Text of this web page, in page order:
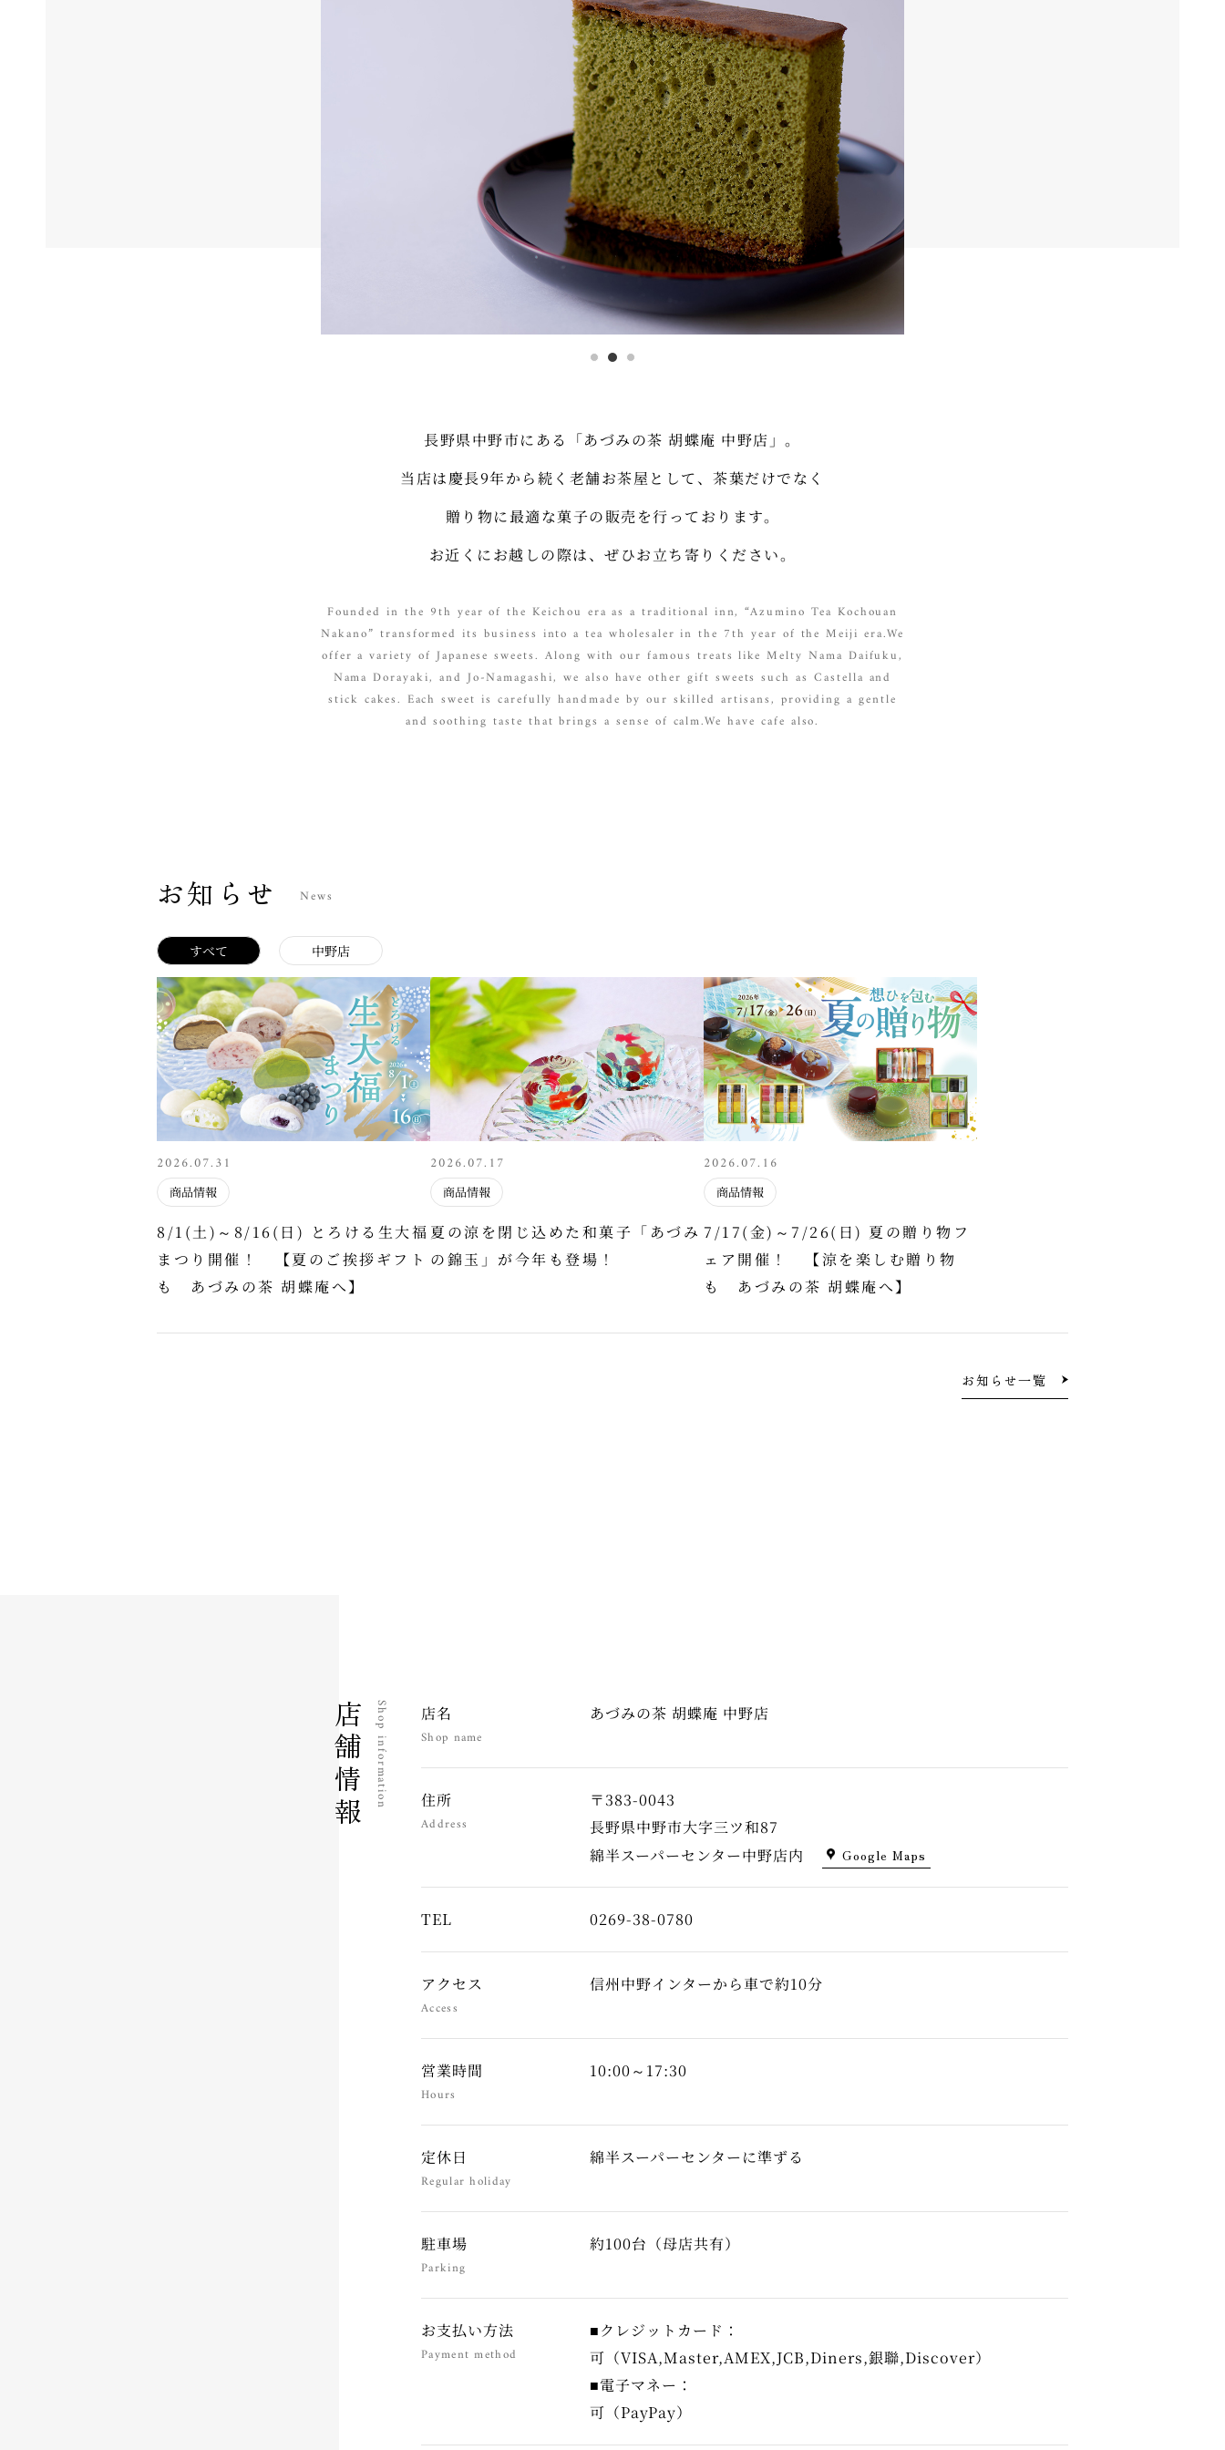
長野県中野市にある「あづみの茶 胡蝶庵 中野店」。
当店は慶長9年から続く老舗お茶屋として、茶葉だけでなく
贈り物に最適な菓子の販売を行っております。
お近くにお越しの際は、ぜひお立ち寄りください。
Founded in the 9th year of the Keichou era as a traditional inn, “Azumino Tea Kochouan
Nakano” transformed its business into a tea wholesaler in the 7th year of the Meiji era.We
offer a variety of Japanese sweets. Along with our famous treats like Melty Nama Daifuku,
Nama Dorayaki, and Jo-Namagashi, we also have other gift sweets such as Castella and
stick cakes. Each sweet is carefully handmade by our skilled artisans, providing a gentle
and soothing taste that brings a sense of calm.We have cafe also.
お知らせ News
すべて 中野店
2026.07.31
商品情報
8/1(土)～8/16(日) とろける生大福
まつり開催！ 【夏のご挨拶ギフト
も あづみの茶 胡蝶庵へ】
2026.07.17
商品情報
夏の涼を閉じ込めた和菓子「あづみ
の錦玉」が今年も登場！
2026.07.16
商品情報
7/17(金)～7/26(日) 夏の贈り物フ
ェア開催！ 【涼を楽しむ贈り物
も あづみの茶 胡蝶庵へ】
お知らせ一覧
店舗情報Shop information
店名
Shop name
あづみの茶 胡蝶庵 中野店
住所
Address
〒383-0043
長野県中野市大字三ツ和87
綿半スーパーセンター中野店内
Google Maps
TEL 0269-38-0780
アクセス
Access
信州中野インターから車で約10分
営業時間
Hours
10:00～17:30
定休日
Regular holiday
綿半スーパーセンターに準ずる
駐車場
Parking
約100台（母店共有）
お支払い方法
Payment method
■クレジットカード：
可（VISA,Master,AMEX,JCB,Diners,銀聯,Discover）
■電子マネー：
可（PayPay）